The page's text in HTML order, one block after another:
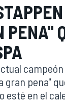
PENA"
gran pena"
esté en el